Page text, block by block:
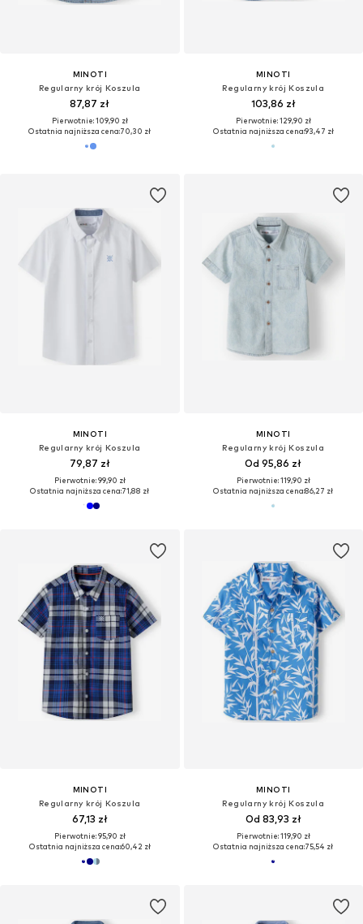
MINOTI
Regularny krój Koszula
87,87 zł
Pierwotnie: 109,90 zł
Ostatnia najniższa cena:70,30 zł
MINOTI
Regularny krój Koszula
103,86 zł
Pierwotnie: 129,90 zł
Ostatnia najniższa cena:93,47 zł
MINOTI
Regularny krój Koszula
79,87 zł
Pierwotnie: 99,90 zł
Ostatnia najniższa cena:71,88 zł
MINOTI
Regularny krój Koszula
Od 95,86 zł
Pierwotnie: 119,90 zł
Ostatnia najniższa cena:86,27 zł
MINOTI
Regularny krój Koszula
67,13 zł
Pierwotnie: 95,90 zł
Ostatnia najniższa cena:60,42 zł
MINOTI
Regularny krój Koszula
Od 83,93 zł
Pierwotnie: 119,90 zł
Ostatnia najniższa cena:75,54 zł